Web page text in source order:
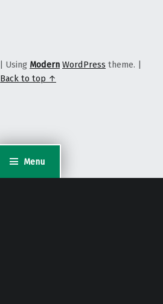
Menu
| Using Modern WordPress theme. |
Back to top ↑